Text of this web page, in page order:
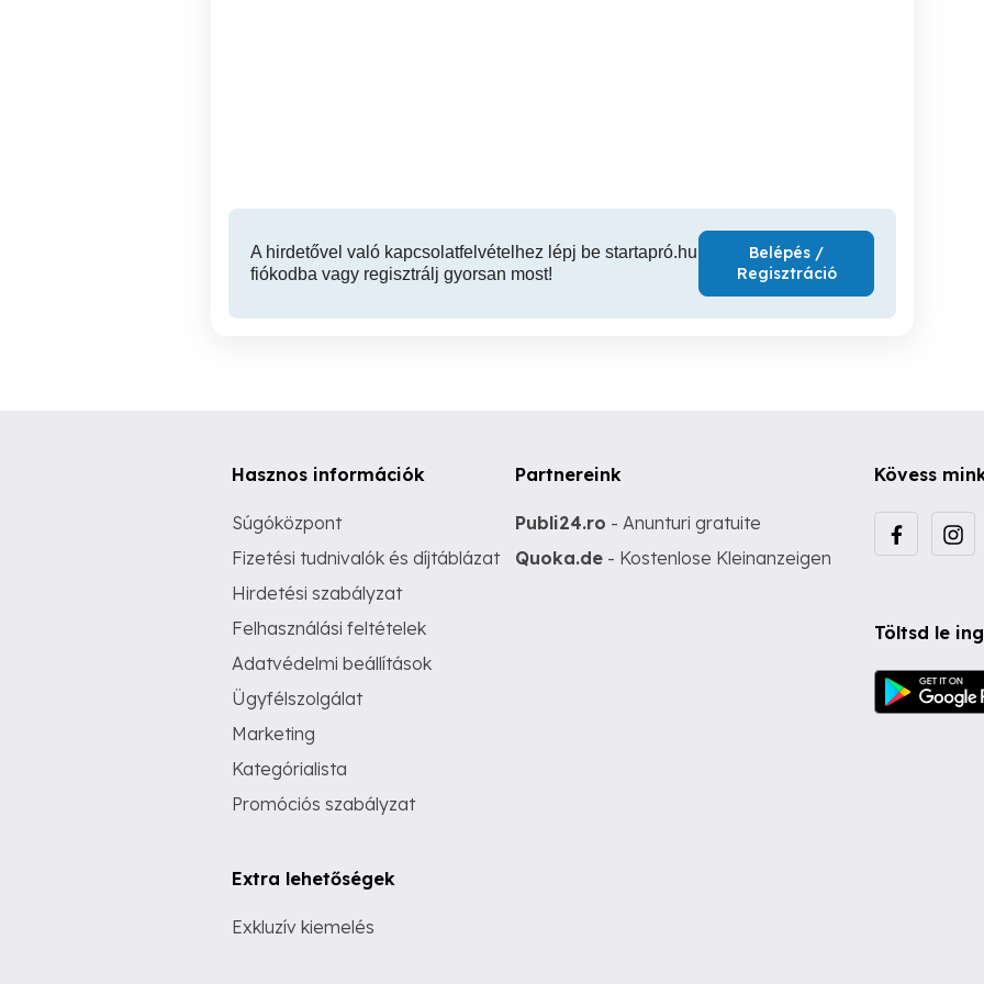
A hirdetővel való kapcsolatfelvételhez lépj be startapró.hu
fiókodba vagy regisztrálj gyorsan most!
Belépés /
Regisztráció
Hasznos információk
Súgóközpont
Fizetési tudnivalók és díjtáblázat
Hirdetési szabályzat
Felhasználási feltételek
Adatvédelmi beállítások
Ügyfélszolgálat
Marketing
Kategórialista
Promóciós szabályzat
Extra lehetőségek
Exkluzív kiemelés
Partnereink
Publi24.ro - Anunturi gratuite
Quoka.de - Kostenlose Kleinanzeigen
Kövess
Töltsd le